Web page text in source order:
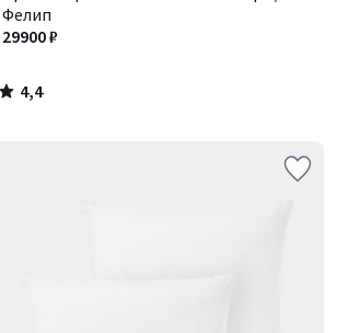
Фелип
29900 ₽
4,4
/